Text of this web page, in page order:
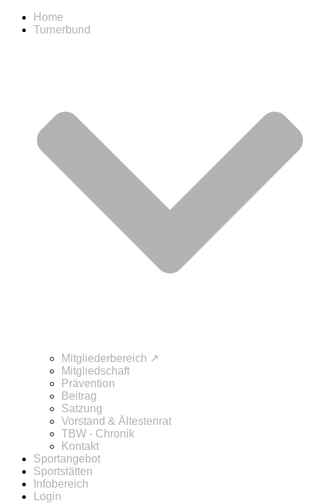
Home
Turnerbund
Mitgliederbereich ↗
Mitgliedschaft
Prävention
Beitrag
Satzung
Vorstand & Ältestenrat
TBW - Chronik
Kontakt
Sportangebot
Sportstätten
Infobereich
Login